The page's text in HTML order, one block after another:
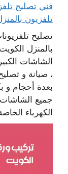
تلفزيون
تصليح
بالمنزل
الشاشات
، صيانة و
بعدة أحجام و
جميع
الكهرباء